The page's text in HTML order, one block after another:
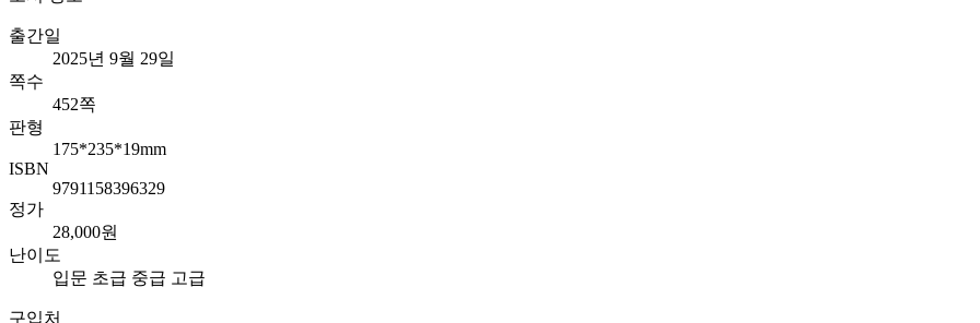
출간일
2025년 9월 29일
쪽수
452쪽
판형
175*235*19mm
ISBN
9791158396329
정가
28,000원
난이도
입문 초급 중급 고급
구입처